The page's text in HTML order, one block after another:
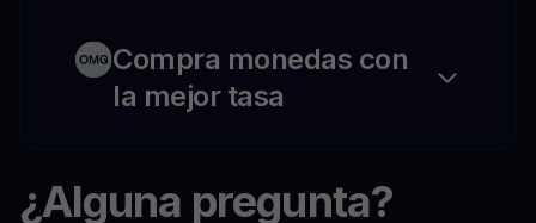
Compra monedas con
la mejor tasa
¿Alguna pregunta?